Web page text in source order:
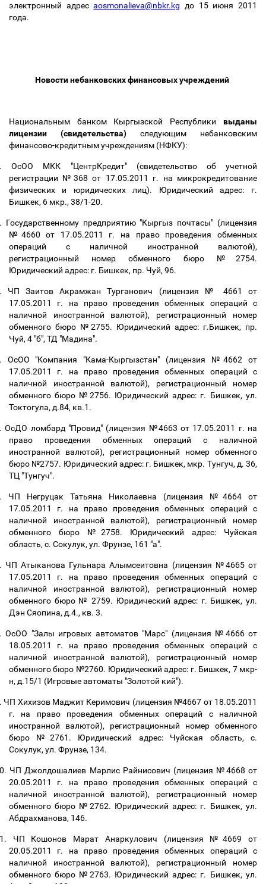
электронный адресaosmonalieva@nbkr.kg до 15 июня 2011
года.
Новости небанковских финансовых учреждений
Национальным банком Кыргызской Республики выданы
лицензии (свидетельства) следующим небанковским
финансово-кредитным учреждениям (НФКУ):
ОсОО МКК "ЦентрКредит" (свидетельство об учетной
регистрации №368 от 17.05.2011 г. на микрокредитование
физических и юридических лиц). Юридический адрес: г.
Бишкек, 6 мкр., 38/1-20.
Государственному предприятию "Кыргыз почтасы" (лицензия
№4660 от 17.05.2011 г. на право проведения обменных
операций с наличной иностранной валютой),
регистрационный номер обменного бюро №2754.
Юридический адрес: г. Бишкек, пр. Чуй, 96.
ЧП Заитов Акрамжан Турганович (лицензия № 4661 от
17.05.2011 г. на право проведения обменных операций с
наличной иностранной валютой), регистрационный номер
обменного бюро №2755. Юридический адрес: г.Бишкек, пр.
Чуй, 4 "б", ТД "Мадина".
ОсОО "Компания "Кама-Кыргызстан" (лицензия №4662 от
17.05.2011 г. на право проведения обменных операций с
наличной иностранной валютой), регистрационный номер
обменного бюро №2756. Юридический адрес: г. Бишкек, ул.
Токтогула, д.84, кв.1.
ОсДО ломбард "Провид" (лицензия №4663 от 17.05.2011 г. на
право проведения обменных операций с наличной
иностранной валютой), регистрационный номер обменного
бюро №2757. Юридический адрес: г. Бишкек, мкр. Тунгуч, д. 36,
ТЦ "Тунгуч".
ЧП Негруцак Татьяна Николаевна (лицензия №4664 от
17.05.2011 г. на право проведения обменных операций с
наличной иностранной валютой), регистрационный номер
обменного бюро №2758. Юридический адрес: Чуйская
область, с. Сокулук, ул. Фрунзе, 161 "а".
ЧП Атыканова Гульнара Алымсеитовна (лицензия №4665 от
17.05.2011 г. на право проведения обменных операций с
наличной иностранной валютой), регистрационный номер
обменного бюро № 2759. Юридический адрес: г. Бишкек, ул.
Дэн Сяопина, д.4., кв. 3.
ОсОО "Залы игровых автоматов "Марс" (лицензия №4666 от
18.05.2011 г. на право проведения обменных операций с
наличной иностранной валютой), регистрационный номер
обменного бюро №2760. Юридический адрес: г. Бишкек, 7 мкр-
н, д.15/1 (Игровые автоматы "Золотой кий").
ЧП Хихизов Маджит Керимович (лицензия №4667 от 18.05.2011
г. на право проведения обменных операций с наличной
иностранной валютой), регистрационный номер обменного
бюро №2761. Юридический адрес: Чуйская область, с.
Сокулук, ул. Фрунзе, 134.
ЧП Джолдошалиев Марлис Райнисович (лицензия №4668 от
20.05.2011 г. на право проведения обменных операций с
наличной иностранной валютой), регистрационный номер
обменного бюро №2762. Юридический адрес: г. Бишкек, ул.
Абдрахманова, 146.
ЧП Кошонов Марат Анаркулович (лицензия №4669 от
20.05.2011 г. на право проведения обменных операций с
наличной иностранной валютой), регистрационный номер
обменного бюро №2763. Юридический адрес: г. Бишкек, ул.